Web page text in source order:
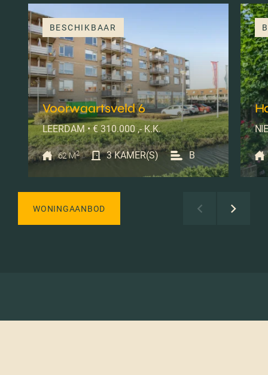
BESCHIKBAAR
Voorwaartsveld 6
LEERDAM • € 310.000 ,- K.K.
62 M2 3 KAMER(S) B
WONINGAANBOD